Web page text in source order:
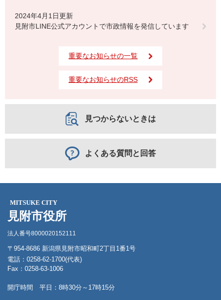
2024年4月1日更新
見附市LINE公式アカウントで市政情報を発信しています
重要なお知らせの一覧
重要なお知らせのRSS
見つからないときは
よくある質問と回答
MITSUKE CITY
見附市役所
法人番号8000020152111
〒954-8686 新潟県見附市昭和町2丁目1番1号
電話：0258-62-1700(代表)
Fax：0258-63-1006
開庁時間 平日：8時30分～17時15分